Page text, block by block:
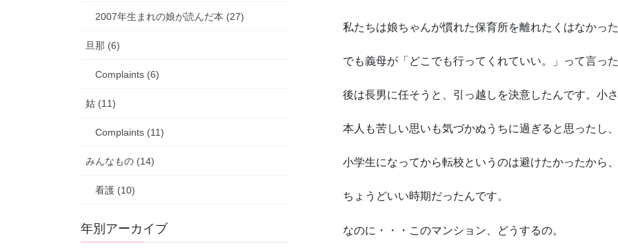
私たちは娘ちゃんが慣れた保育所を離れたくはなかった
でも義母が「どこでも行ってくれていい。」って言っ
後は長男に任そうと、引っ越しを決意したんです。小
本人も苦しい思いも気づかぬうちに過ぎると思ったし、
小学生になってから転校というのは避けたかったから、
ちょうどいい時期だったんです。
なのに・・・このマンション、どうするの。
2007年生まれの娘が読んだ本 (27)
旦那 (6)
Complaints (6)
姑 (11)
Complaints (11)
みんなもの (14)
看護 (10)
年別アーカイブ